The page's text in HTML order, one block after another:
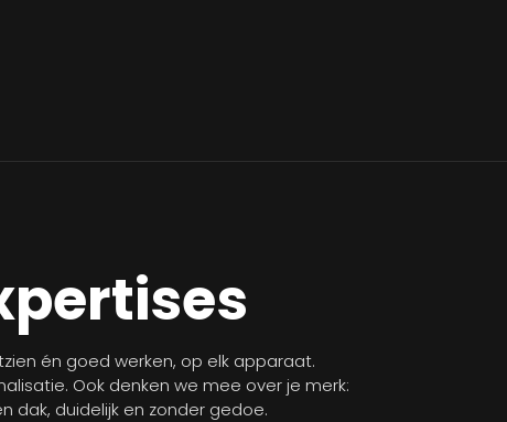
én goed werken, op elk apparaat.
Ook denken we mee over je merk:
dak, duidelijk en zonder gedoe.